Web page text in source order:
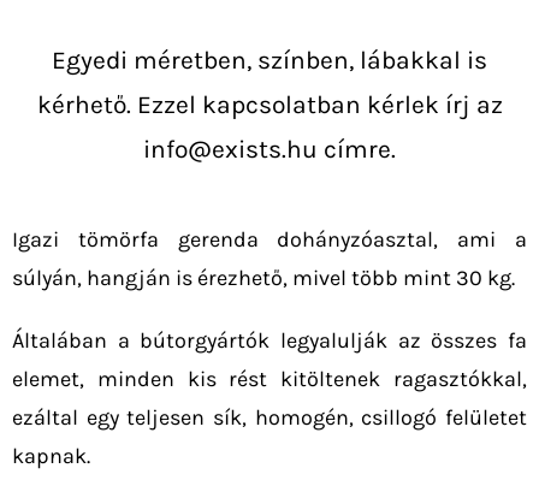
Egyedi méretben, színben, lábakkal is
kérhető. Ezzel kapcsolatban kérlek írj az
info@exists.hu címre.
Igazi tömörfa gerenda dohányzóasztal, ami a
súlyán, hangján is érezhető, mivel több mint 30 kg.
Általában a bútorgyártók legyalulják az összes fa
elemet, minden kis rést kitöltenek ragasztókkal,
ezáltal egy teljesen sík, homogén, csillogó felületet
kapnak.